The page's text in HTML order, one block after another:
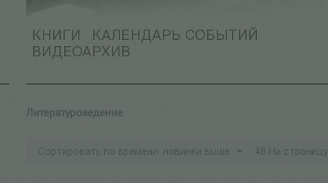
КНИГИ
КАЛЕНДАРЬ СОБЫТИЙ
ВИДЕОАРХИВ
Литературоведение
Сортировать по времени: новинки выше 48 На страницу